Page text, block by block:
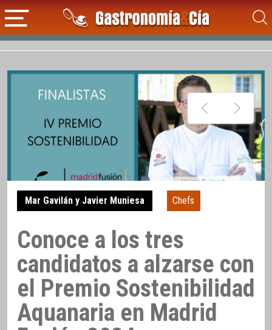
Mar Gavilán y Javier Muniesa Chefs
Conoce a los tres
candidatos a alzarse con
el Premio Sostenibilidad
Aquanaria en Madrid